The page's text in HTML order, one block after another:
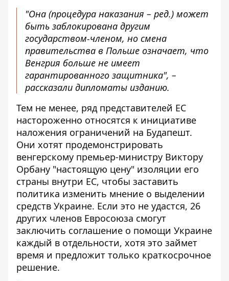
"Она (процедура наказания – ред.) может
быть заблокирована другим
государством-членом, но смена
правительства в Польше означает, что
Венгрия больше не имеет
гарантированного защитника", –
рассказали дипломаты изданию.
Тем не менее, ряд представителей ЕС
настороженно относятся к инициативе
наложения ограничений на Будапешт.
Они хотят продемонстрировать
венгерскому премьер-министру Виктору
Орбану "настоящую цену" изоляции его
страны внутри ЕС, чтобы заставить
политика изменить мнение о выделении
средств Украине. Если это не удастся, 26
других членов Евросоюза смогут
заключить соглашение о помощи Украине
каждый в отдельности, хотя это займет
время и предложит только краткосрочное
решение.